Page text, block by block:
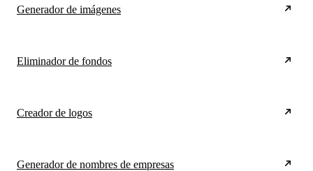
Generador de imágenes
Eliminador de fondos
Creador de logos
Generador de nombres de empresas